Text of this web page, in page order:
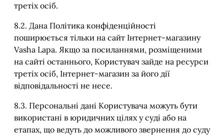
третіх осіб.
8.2. Дана Політика конфіденційності
поширюється тільки на сайт Інтернет-магазину
Vasha Lapa. Якщо за посиланнями, розміщеними
на сайті останнього, Користувач зайде на ресурси
третіх осіб, Інтернет-магазин за його дії
відповідальності не несе.
8.3. Персональні дані Користувача можуть бути
використані в юридичних цілях у суді або на
етапах, що ведуть до можливого звернення до суду